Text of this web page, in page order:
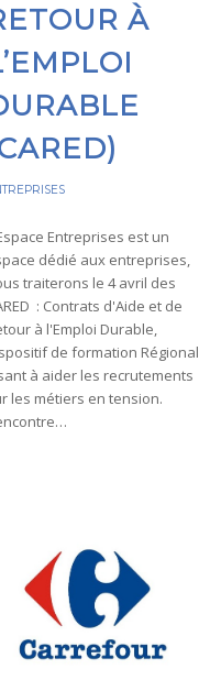
À
Entreprises est un
dédié aux entreprises,
traiterons le 4 avril des
: Contrats d'Aide et de
à l'Emploi Durable,
de formation Régional
à aider les recrutements
les métiers en tension.